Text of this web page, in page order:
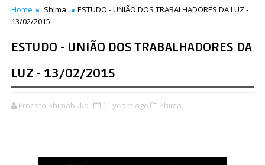
Home Shima
ESTUDO - UNIÃO DOS TRABALHADORES DA LUZ -
13/02/2015
ESTUDO - UNIÃO DOS TRABALHADORES DA
LUZ - 13/02/2015
Ernesto Shimabuko 11 years ago Shima,